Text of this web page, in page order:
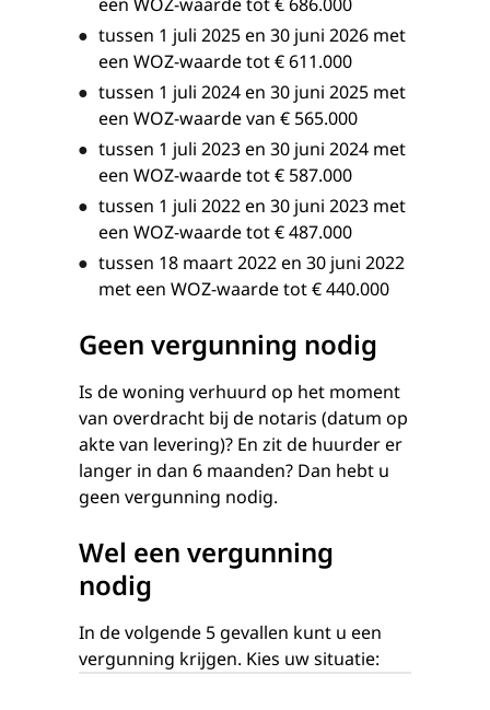
tussen 1 juli 2025 en 30 juni 2026 met
een WOZ-waarde tot € 611.000
tussen 1 juli 2024 en 30 juni 2025 met
een WOZ-waarde van € 565.000
tussen 1 juli 2023 en 30 juni 2024 met
een WOZ-waarde tot € 587.000
tussen 1 juli 2022 en 30 juni 2023 met
een WOZ-waarde tot € 487.000
tussen 18 maart 2022 en 30 juni 2022
met een WOZ-waarde tot € 440.000
Geen vergunning nodig
Is de woning verhuurd op het moment
van overdracht bij de notaris (datum op
akte van levering)? En zit de huurder er
langer in dan 6 maanden? Dan hebt u
geen vergunning nodig.
Wel een vergunning
nodig
In de volgende 5 gevallen kunt u een
vergunning krijgen. Kies uw situatie: